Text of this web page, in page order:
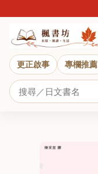
更正啟事 專欄推薦